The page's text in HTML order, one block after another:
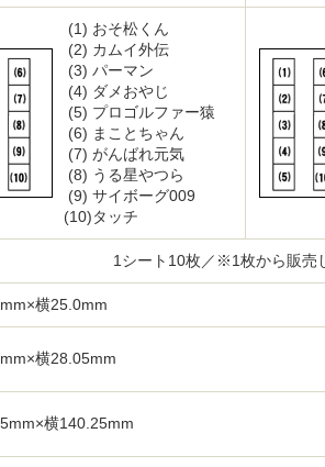
(1) おそ松くん
(2) カムイ外伝
(3) パーマン
(4) ダメおやじ
(5) プロゴルファー猿
(6) まことちゃん
(7) がんばれ元気
(8) うる星やつら
(9) サイボーグ009
(10)タッチ
1シート10枚／※1枚から販売
横25.0mm
横28.05mm
横140.25mm